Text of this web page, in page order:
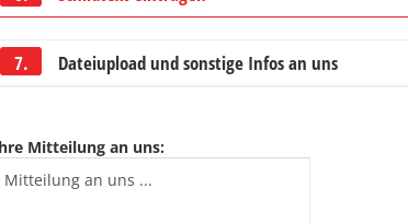
7. Dateiupload und sonstige Infos an uns
Mitteilung an uns: